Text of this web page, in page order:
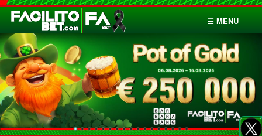
☰ MENU
Inicio
Apuestas
Cuentas